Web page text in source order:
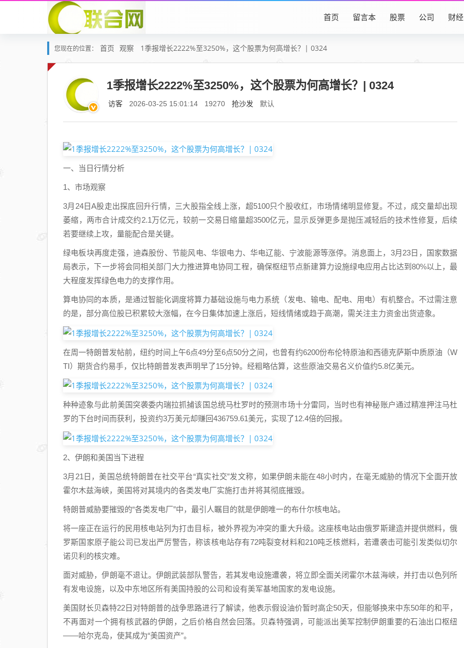
首页 留言本 股票 公司 财经
您现在的位置： 首页 观察 1季报增长2222%至3250%，这个股票为何高增长？| 0324
1季报增长2222%至3250%，这个股票为何高增长？| 0324
访客 2026-03-25 15:01:14 19270 抢沙发 默认
一、当日行情分析
1、市场观察
3月24日A股走出探底回升行情，三大股指全线上涨，超5100只个股收红，市场情绪明显修复。不过，成交量却出现
萎缩，两市合计成交约2.1万亿元，较前一交易日缩量超3500亿元，显示反弹更多是抛压减轻后的技术性修复，后续
若要继续上攻，量能配合是关键。
绿电板块再度走强，迪森股份、节能风电、华银电力、华电辽能、宁波能源等涨停。消息面上，3月23日，国家数据
局表示，下一步将会同相关部门大力推进算电协同工程，确保枢纽节点新建算力设施绿电应用占比达到80%以上，最
大程度发挥绿色电力的支撑作用。
算电协同的本质，是通过智能化调度将算力基础设施与电力系统（发电、输电、配电、用电）有机整合。不过需注意
的是，部分高位股已积累较大涨幅，在今日集体加速上涨后，短线情绪或趋于高潮，需关注主力资金出货迹象。
在周一特朗普发帖前，纽约时间上午6点49分至6点50分之间，也曾有约6200份布伦特原油和西德克萨斯中质原油（W
TI）期货合约易手，仅比特朗普发表声明早了15分钟。经粗略估算，这些原油交易名义价值约5.8亿美元。
种种迹象与此前美国突袭委内瑞拉抓捕该国总统马杜罗时的预测市场十分雷同，当时也有神秘账户通过精准押注马杜
罗的下台时间而获利，投资约3万美元却赚回436759.61美元，实现了12.4倍的回报。
2、伊朗和美国当下进程
3月21日，美国总统特朗普在社交平台“真实社交”发文称，如果伊朗未能在48小时内，在毫无威胁的情况下全面开放
霍尔木兹海峡，美国将对其境内的各类发电厂实施打击并将其彻底摧毁。
特朗普威胁要摧毁的“各类发电厂”中，最引人瞩目的就是伊朗唯一的布什尔核电站。
将一座正在运行的民用核电站列为打击目标，被外界视为冲突的重大升级。这座核电站由俄罗斯建造并提供燃料，俄
罗斯国家原子能公司已发出严厉警告，称该核电站存有72吨裂变材料和210吨乏核燃料，若遭袭击可能引发类似切尔
诺贝利的核灾难。
面对威胁，伊朗毫不退让。伊朗武装部队警告，若其发电设施遭袭，将立即全面关闭霍尔木兹海峡，并打击以色列所
有发电设施，以及中东地区所有美国持股的公司和设有美军基地国家的发电设施。
美国财长贝森特22日对特朗普的战争思路进行了解读，他表示假设油价暂时高企50天，但能够换来中东50年的和平，
不再面对一个拥有核武器的伊朗，之后价格自然会回落。贝森特强调，可能派出美军控制伊朗重要的石油出口枢纽
——哈尔克岛，使其成为“美国资产”。